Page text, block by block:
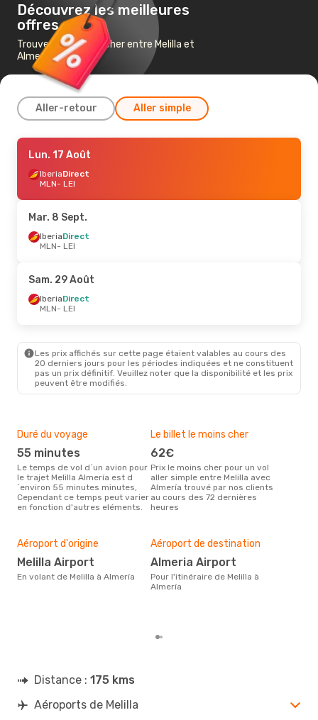
Découvrez les meilleures
offres
Trouvez un vol pas cher entre Melilla et
Almería
Aller-retour Aller simple
Ven. 28 Août
IberiaDirect
MLN- LEI
LEI- MLN
Ven. 14 Août
IberiaDirect
LEI - MLN
Lun. 17 Août
IberiaDirect
MLN- LEI
Mar. 8 Sept.
IberiaDirect
MLN- LEI
Sam. 29 Août
IberiaDirect
MLN- LEI
Les prix affichés sur cette page étaient valables au cours des
20 derniers jours pour les périodes indiquées et ne constituent
pas un prix définitif. Veuillez noter que la disponibilité et les prix
peuvent être modifiés.
Duré du voyage
55 minutes
Le temps de vol d´un avion pour
le trajet Melilla Almería est d
´environ 55 minutes minutes,
Cependant ce temps peut varier
en fonction d'autres eléments.
Le billet le moins cher
62€
Prix le moins cher pour un vol
aller simple entre Melilla avec
Almería trouvé par nos clients
au cours des 72 dernières
heures
Aéroport d'origine
Melilla Airport
En volant de Melilla à Almería
Aéroport de destination
Almeria Airport
Pour l'itinéraire de Melilla à
Almería
Distance : 175 kms
Aéroports de Melilla